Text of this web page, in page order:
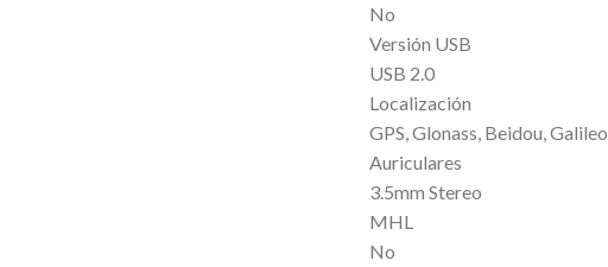
No
Versión USB
USB 2.0
Localización
GPS, Glonass, Beidou, Galileo
Auriculares
3.5mm Stereo
MHL
No